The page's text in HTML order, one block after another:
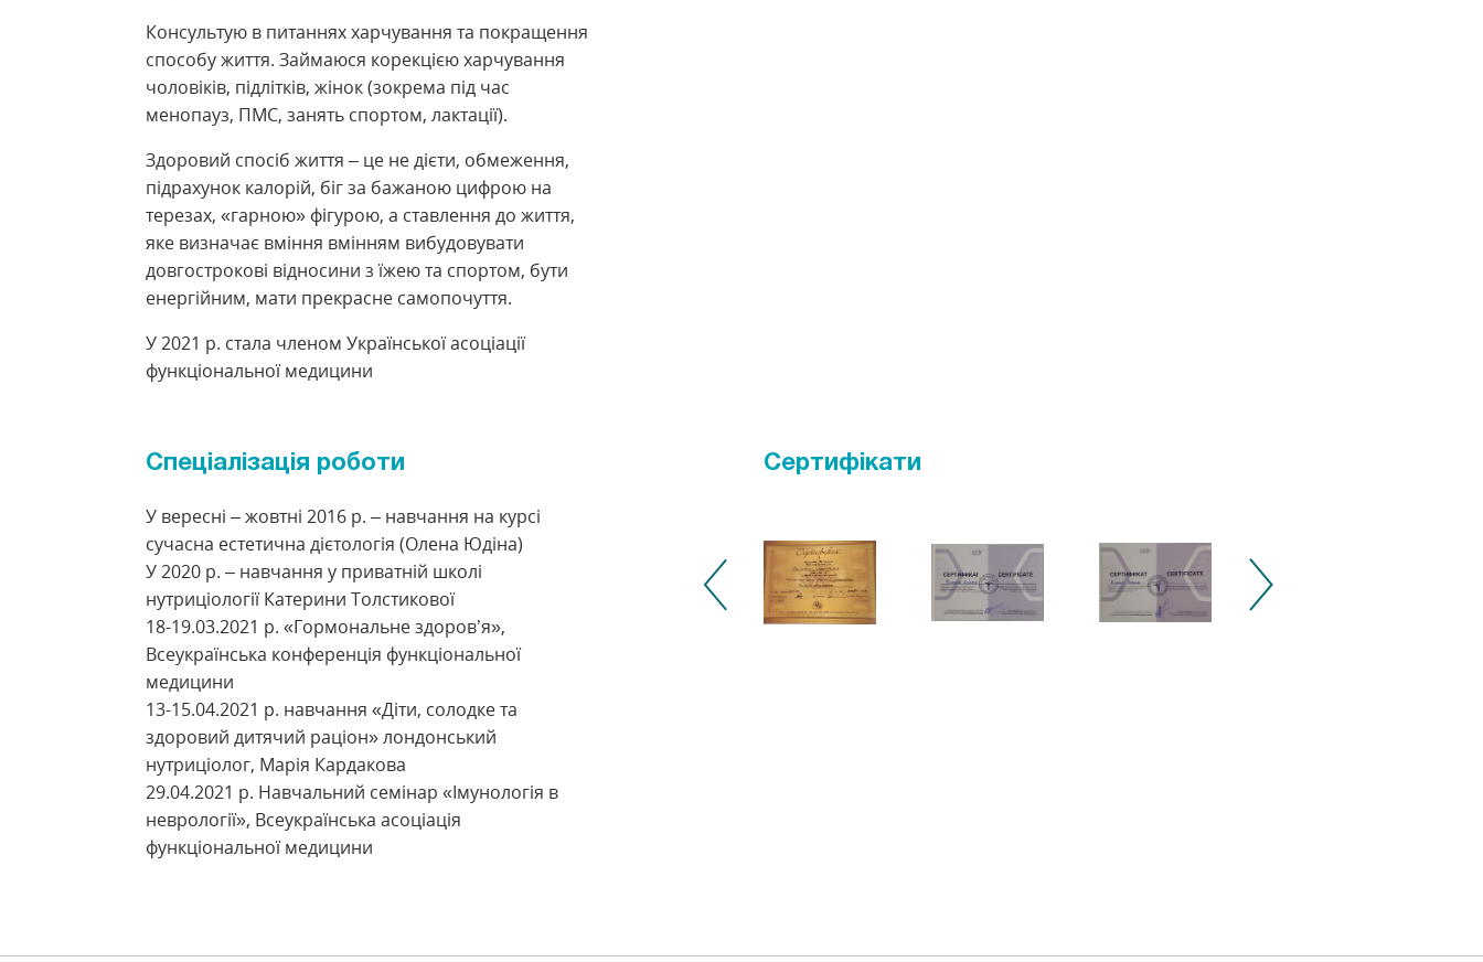
Консультую в питаннях харчування та покращення
способу життя. Займаюся корекцією харчування
чоловіків, підлітків, жінок (зокрема під час
менопауз, ПМС, занять спортом, лактації).
Здоровий спосіб життя – це не дієти, обмеження,
підрахунок калорій, біг за бажаною цифрою на
терезах, «гарною» фігурою, а ставлення до життя,
яке визначає вміння вмінням вибудовувати
довгострокові відносини з їжею та спортом, бути
енергійним, мати прекрасне самопочуття.
У 2021 р. стала членом Української асоціації
функціональної медицини
Спеціалізація роботи
У вересні – жовтні 2016 р. – навчання на курсі
сучасна естетична дієтологія (Олена Юдіна)
У 2020 р. – навчання у приватній школі
нутриціології Катерини Толстикової
18-19.03.2021 р. «Гормональне здоров’я»,
Всеукраїнська конференція функціональної
медицини
13-15.04.2021 р. навчання «Діти, солодке та
здоровий дитячий раціон» лондонський
нутриціолог, Марія Кардакова
29.04.2021 р. Навчальний семінар «Імунологія в
неврології», Всеукраїнська асоціація
функціональної медицини
Сертифікати